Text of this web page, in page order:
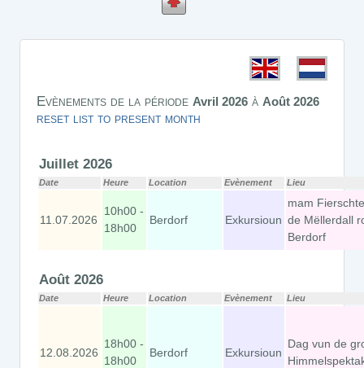
Evènements de la période Avril 2026 à Août 2026
reset list to present month
Juillet 2026
Date Heure Location Evènement Lieu
11.07.2026
10h00 -
18h00
Berdorf Exkursioun
mam
de Mëllerdall
Berdorf
Août 2026
Date Heure Location Evènement Lieu
12.08.2026
18h00 -
18h00
Berdorf Exkursioun
Dag vun de